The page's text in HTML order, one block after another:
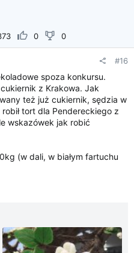
0 0
#16
spoza konkursu.
cukiernik z Krakowa. Jak
też już cukiernik, sędzia w
tort dla Pendereckiego z
wskazówek jak robić
(w dali, w białym fartuchu